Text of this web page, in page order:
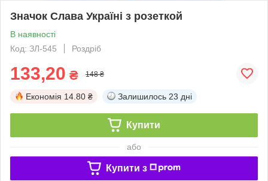
Значок Слава Україні з розеткой
В наявності
Код: ЗЛ-545
Роздріб
133,20 ₴ 148 ₴
Економія 14.80 ₴ Залишилось 23 дні
Купити
або
Купити з